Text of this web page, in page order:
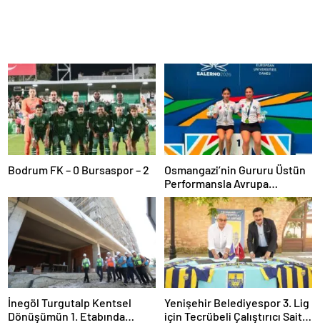
Bodrum FK – 0 Bursaspor – 2
Osmangazi’nin Gururu Üstün
Performansla Avrupa
Şampiyonu
İnegöl Turgutalp Kentsel
Dönüşümün 1. Etabında
Yenişehir Belediyespor 3. Lig
için Tecrübeli Çalıştırıcı Sait